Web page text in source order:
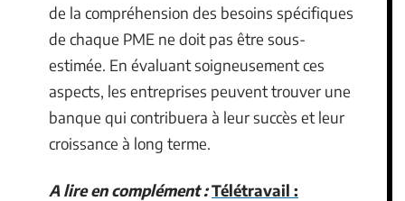
de la compréhension des besoins spécifiques
de chaque PME ne doit pas être sous-
estimée. En évaluant soigneusement ces
aspects, les entreprises peuvent trouver une
banque qui contribuera à leur succès et leur
croissance à long terme.
A lire en complément :Télétravail :